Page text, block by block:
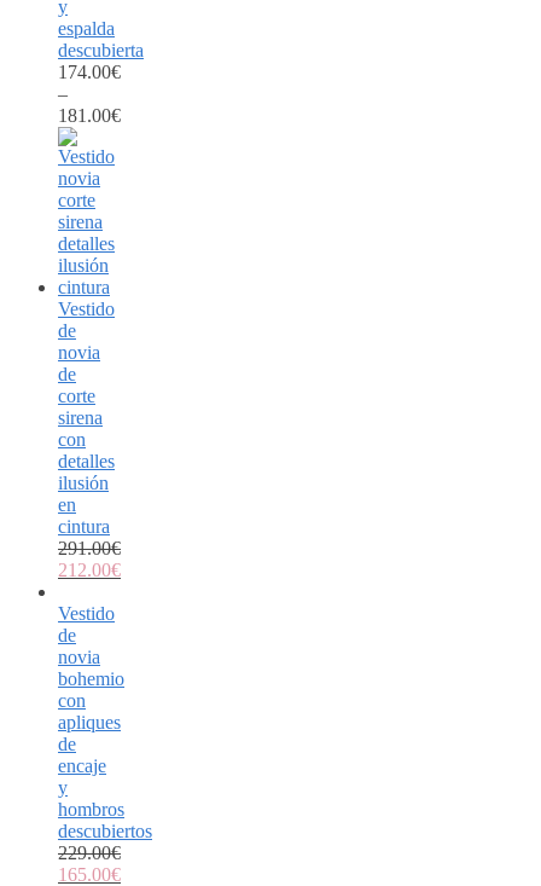
y
espalda
descubierta
174.00€
–
181.00€
Vestido
de
novia
de
corte
sirena
con
detalles
ilusión
en
cintura
291.00€
212.00€
Vestido
de
novia
bohemio
con
apliques
de
encaje
y
hombros
descubiertos
229.00€
165.00€